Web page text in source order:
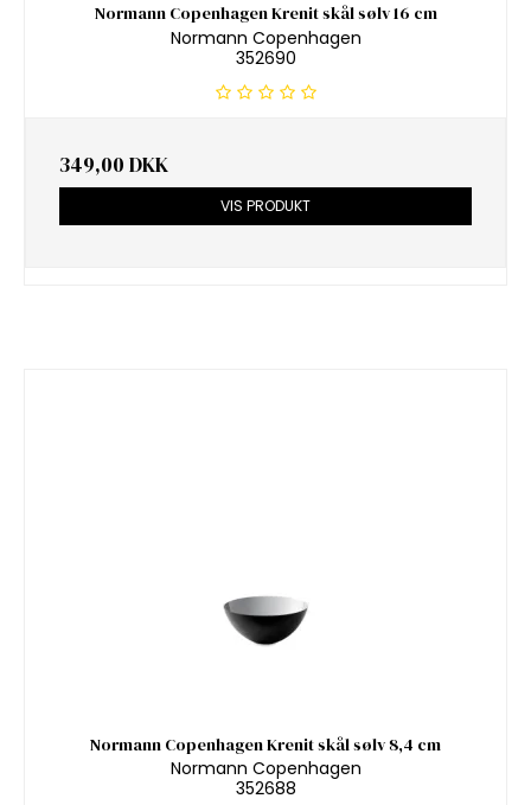
Normann Copenhagen Krenit skål sølv 16 cm
Normann Copenhagen
352690
349,00 DKK
VIS PRODUKT
Normann Copenhagen Krenit skål sølv 8,4 cm
Normann Copenhagen
352688